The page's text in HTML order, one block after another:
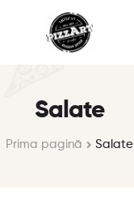
Salate
Prima pagină Salate